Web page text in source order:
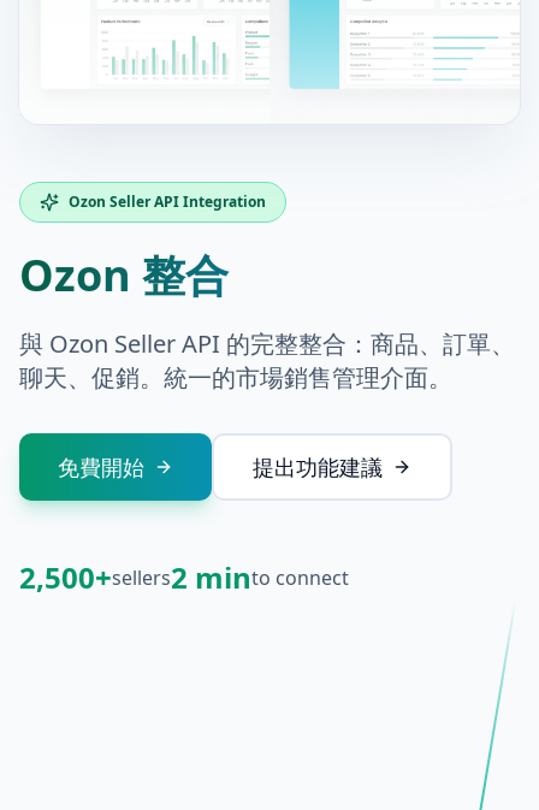
Ozon Seller API Integration
Ozon 整合
與 Ozon Seller API 的完整整合：商品、訂單、
聊天、促銷。統一的市場銷售管理介面。
免費開始 提出功能建議
2,500+sellers2 minto connect